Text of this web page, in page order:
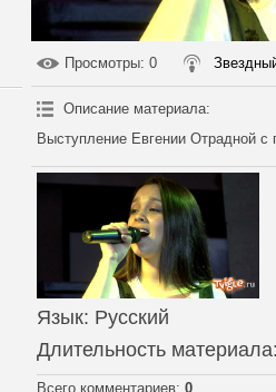
Просмотры: 0
Описание материала:
Выступление Евгении Отрадной с
Язык: Русский
Длительность материала
Всего комментариев: 0